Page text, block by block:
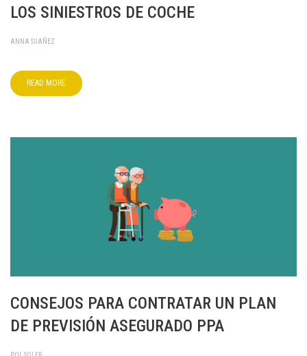
LOS SINIESTROS DE COCHE
ANNA SUAÑEZ
READ MORE
CONSEJOS PARA CONTRATAR UN PLAN
DE PREVISIÓN ASEGURADO PPA